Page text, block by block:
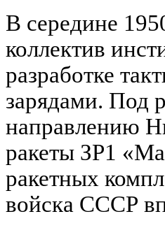
В середине
коллектив
разработке
зарядами. Под
направлению
ракеты ЗР1
ракетных
войска СССР